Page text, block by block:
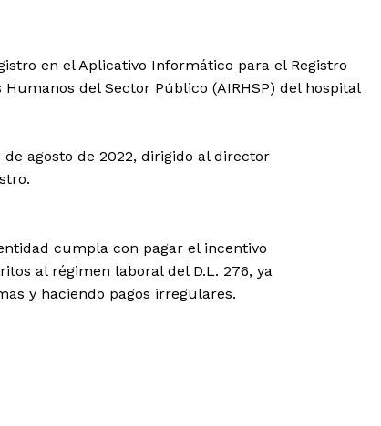
en el Aplicativo Informático para el Registro
del Sector Público (AIRHSP) del hospital
agosto de 2022, dirigido al director
cumpla con pagar el incentivo
al régimen laboral del D.L. 276, ya
y haciendo pagos irregulares.